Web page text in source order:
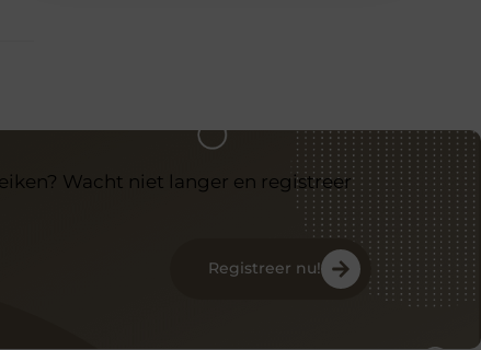
Wacht niet langer en registreer
Registreer nu!